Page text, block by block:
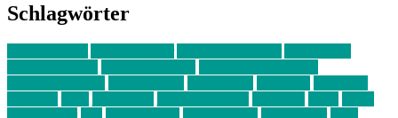
Schlagwörter